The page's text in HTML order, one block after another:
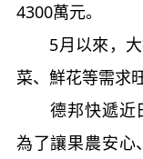
4300萬元。
5月以來，大
菜、鮮花等需求
德邦快遞近日
為了讓果農安心